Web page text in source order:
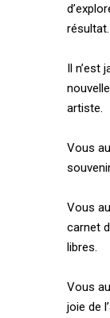
résultat.
Il n’est
artiste.
Vous
Vous
carnet
libres.
Vous
joie de